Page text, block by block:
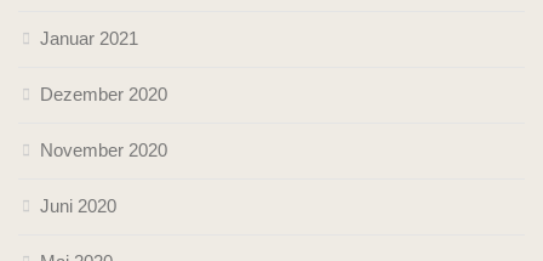
Januar 2021
Dezember 2020
November 2020
Juni 2020